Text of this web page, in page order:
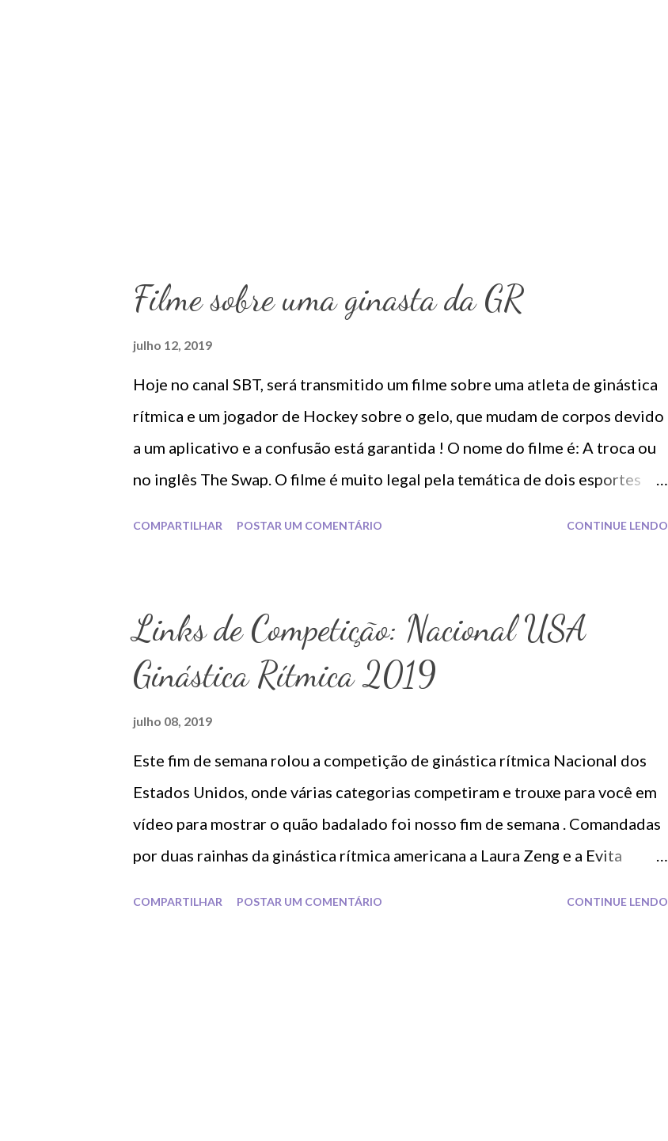
Filme sobre uma ginasta da GR
julho 12, 2019
Hoje no canal SBT, será transmitido um filme sobre uma atleta de ginástica
rítmica e um jogador de Hockey sobre o gelo, que mudam de corpos devido
a um aplicativo e a confusão está garantida ! O nome do filme é: A troca ou
no inglês The Swap. O filme é muito legal pela temática de dois esportes
COMPARTILHAR POSTAR UM COMENTÁRIO CONTINUE LENDO
Links de Competição: Nacional USA
Ginástica Rítmica 2019
julho 08, 2019
Este fim de semana rolou a competição de ginástica rítmica Nacional dos
Estados Unidos, onde várias categorias competiram e trouxe para você em
vídeo para mostrar o quão badalado foi nosso fim de semana . Comandadas
por duas rainhas da ginástica rítmica americana a Laura Zeng e a Evita
COMPARTILHAR POSTAR UM COMENTÁRIO CONTINUE LENDO